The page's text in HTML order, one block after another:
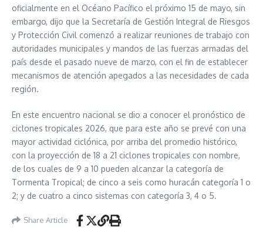
oficialmente en el Océano Pacífico el próximo 15 de mayo, sin
embargo, dijo que la Secretaría de Gestión Integral de Riesgos
y Protección Civil comenzó a realizar reuniones de trabajo con
autoridades municipales y mandos de las fuerzas armadas del
país desde el pasado nueve de marzo, con el fin de establecer
mecanismos de atención apegados a las necesidades de cada
región.
En este encuentro nacional se dio a conocer el pronóstico de
ciclones tropicales 2026, que para este año se prevé con una
mayor actividad ciclónica, por arriba del promedio histórico,
con la proyección de 18 a 21 ciclones tropicales con nombre,
de los cuales de 9 a 10 pueden alcanzar la categoría de
Tormenta Tropical; de cinco a seis como huracán categoría 1 o
2; y de cuatro a cinco sistemas con categoría 3, 4 o 5.
Share Article